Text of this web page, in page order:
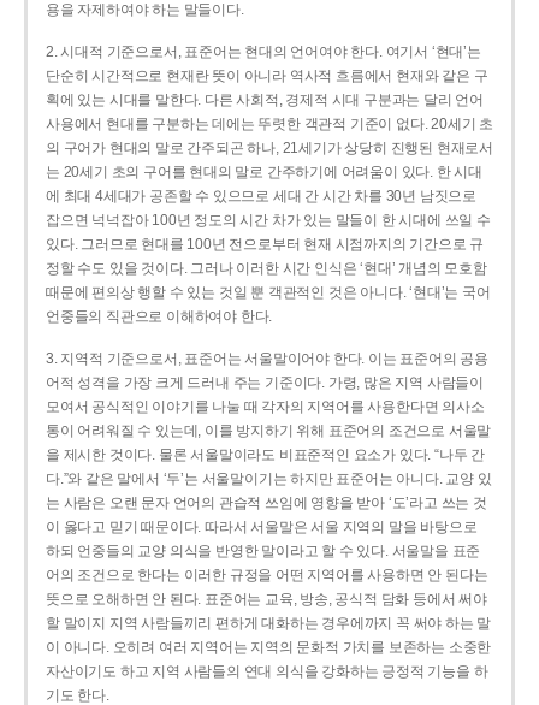
용을 자제하여야 하는 말들이다.
2. 시대적 기준으로서, 표준어는 현대의 언어여야 한다. 여기서 ‘현대’는
단순히 시간적으로 현재란 뜻이 아니라 역사적 흐름에서 현재와 같은 구
획에 있는 시대를 말한다. 다른 사회적, 경제적 시대 구분과는 달리 언어
사용에서 현대를 구분하는 데에는 뚜렷한 객관적 기준이 없다. 20세기 초
의 구어가 현대의 말로 간주되곤 하나, 21세기가 상당히 진행된 현재로서
는 20세기 초의 구어를 현대의 말로 간주하기에 어려움이 있다. 한 시대
에 최대 4세대가 공존할 수 있으므로 세대 간 시간 차를 30년 남짓으로
잡으면 넉넉잡아 100년 정도의 시간 차가 있는 말들이 한 시대에 쓰일 수
있다. 그러므로 현대를 100년 전으로부터 현재 시점까지의 기간으로 규
정할 수도 있을 것이다. 그러나 이러한 시간 인식은 ‘현대’ 개념의 모호함
때문에 편의상 행할 수 있는 것일 뿐 객관적인 것은 아니다. ‘현대’는 국어
언중들의 직관으로 이해하여야 한다.
3. 지역적 기준으로서, 표준어는 서울말이어야 한다. 이는 표준어의 공용
어적 성격을 가장 크게 드러내 주는 기준이다. 가령, 많은 지역 사람들이
모여서 공식적인 이야기를 나눌 때 각자의 지역어를 사용한다면 의사소
통이 어려워질 수 있는데, 이를 방지하기 위해 표준어의 조건으로 서울말
을 제시한 것이다. 물론 서울말이라도 비표준적인 요소가 있다. “나두 간
다.”와 같은 말에서 ‘두’는 서울말이기는 하지만 표준어는 아니다. 교양 있
는 사람은 오랜 문자 언어의 관습적 쓰임에 영향을 받아 ‘도’라고 쓰는 것
이 옳다고 믿기 때문이다. 따라서 서울말은 서울 지역의 말을 바탕으로
하되 언중들의 교양 의식을 반영한 말이라고 할 수 있다. 서울말을 표준
어의 조건으로 한다는 이러한 규정을 어떤 지역어를 사용하면 안 된다는
뜻으로 오해하면 안 된다. 표준어는 교육, 방송, 공식적 담화 등에서 써야
할 말이지 지역 사람들끼리 편하게 대화하는 경우에까지 꼭 써야 하는 말
이 아니다. 오히려 여러 지역어는 지역의 문화적 가치를 보존하는 소중한
자산이기도 하고 지역 사람들의 연대 의식을 강화하는 긍정적 기능을 하
기도 한다.